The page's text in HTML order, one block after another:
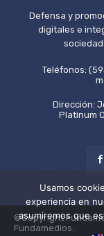
Defensa y
digitales e
Teléfonos:
Dirección:
Platinum
©Copyright
Fundamedios.
Usamos
experiencia en
asumiremos que